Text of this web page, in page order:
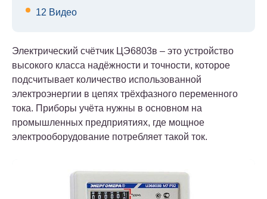
12 Видео
Электрический счётчик ЦЭ6803в – это устройство
высокого класса надёжности и точности, которое
подсчитывает количество использованной
электроэнергии в цепях трёхфазного переменного
тока. Приборы учёта нужны в основном на
промышленных предприятиях, где мощное
электрооборудование потребляет такой ток.